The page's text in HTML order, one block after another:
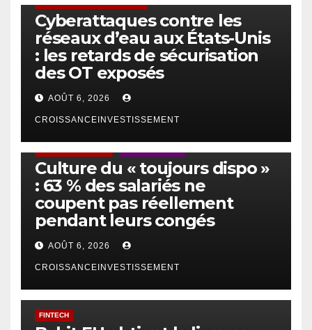
Cyberattaques contre les
réseaux d’eau aux États-Unis
: les retards de sécurisation
des OT exposés
AOÛT 6, 2026
CROISSANCEINVESTISSEMENT
Culture du « toujours dispo »
: 63 % des salariés ne
coupent pas réellement
pendant leurs congés
AOÛT 6, 2026
CROISSANCEINVESTISSEMENT
FINTECH